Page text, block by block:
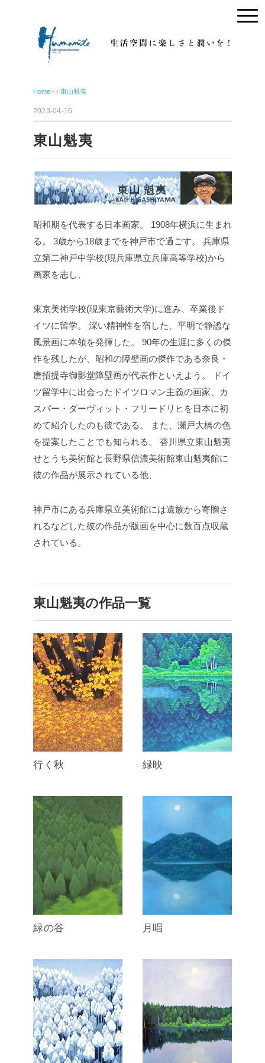
Home › › 東山魁夷
2023-04-16
東山魁夷
昭和期を代表する日本画家。
1908年横浜に生まれ
る。
3歳から18歳までを神戸市で過ごす。
兵庫県
立第二神戸中学校(現兵庫県立兵庫高等学校)から
画家を志し、
東京美術学校(現東京藝術大学)に進み、卒業後ド
イツに留学。
深い精神性を宿した、平明で静謐な
風景画に本領を発揮した。
90年の生涯に多くの傑
作を残したが、昭和の障壁画の傑作である奈良・
唐招提寺御影堂障壁画が代表作といえよう。
ドイ
ツ留学中に出会ったドイツロマン主義の画家、カ
スパー・ダーヴィット・フリードリヒを日本に初
めて紹介したのも彼である。
また、瀬戸大橋の色
を提案したことでも知られる。
香川県立東山魁夷
せとうち美術館と長野県信濃美術館東山魁夷館に
彼の作品が展示されている他、
神戸市にある兵庫県立美術館には遺族から寄贈さ
れるなどした彼の作品が版画を中心に数百点収蔵
されている。
東山魁夷の作品一覧
行く秋 緑映
緑の谷 月唱